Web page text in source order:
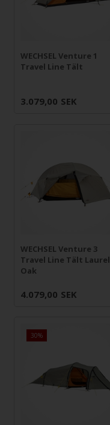
WECHSEL Venture 1
Travel Line Tält
3.079,00 SEK
WECHSEL Venture 3
Travel Line Tält Laurel
Oak
4.079,00 SEK
30%